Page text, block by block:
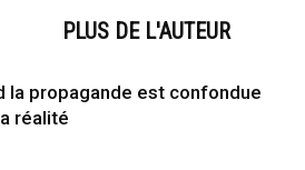
PLUS DE L'AUTEUR
la propagande est confondue
réalité